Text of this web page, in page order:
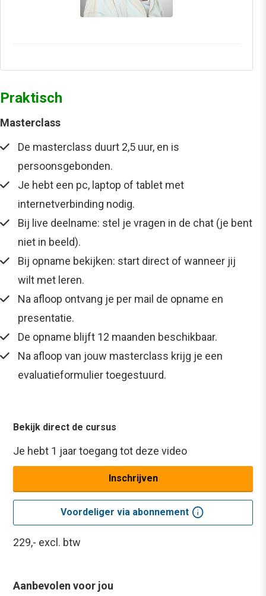
Praktisch
Masterclass
De masterclass duurt 2,5 uur, en is
persoonsgebonden.
Je hebt een pc, laptop of tablet met
internetverbinding nodig.
Bij live deelname: stel je vragen in de chat (je bent
niet in beeld).
Bij opname bekijken: start direct of wanneer jij
wilt met leren.
Na afloop ontvang je per mail de opname en
presentatie.
De opname blijft 12 maanden beschikbaar.
Na afloop van jouw masterclass krijg je een
evaluatieformulier toegestuurd.
Bekijk direct de cursus
Je hebt 1 jaar toegang tot deze video
Inschrijven
Voordeliger via abonnement info
229,- excl. btw
Aanbevolen voor jou